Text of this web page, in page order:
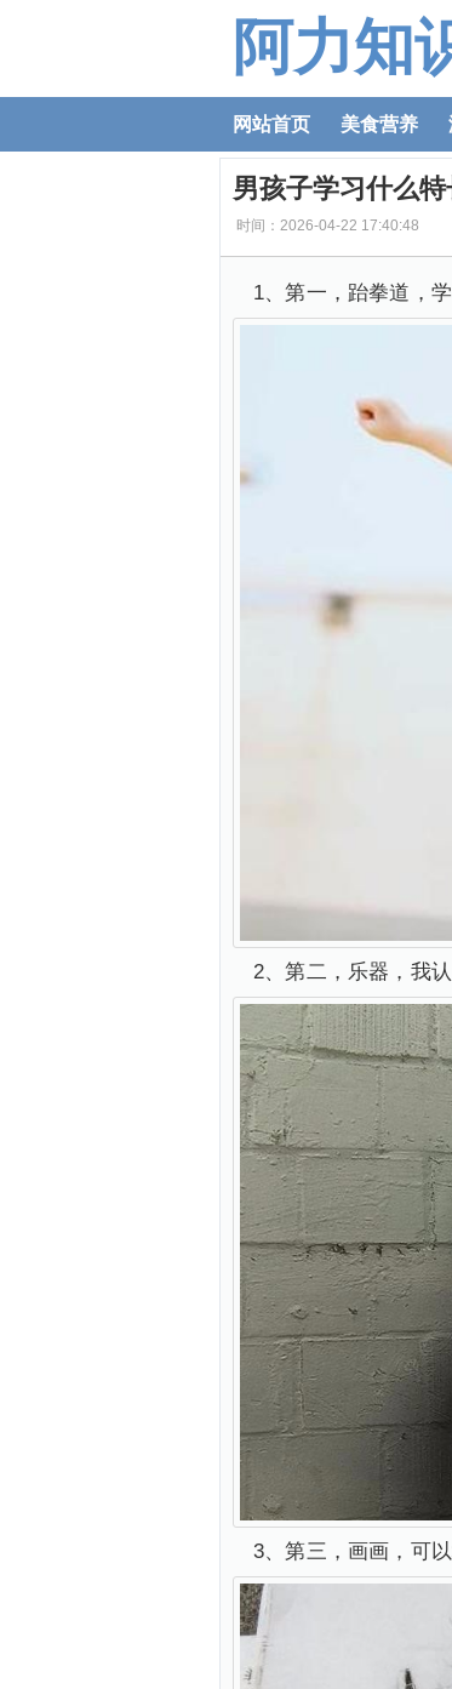
阿力知
网站首页 美食营养
男孩子学习什么
时间：2026-04-22 17:40:48
1、第一，跆拳道，
2、第二，乐器，我
3、第三，画画，可